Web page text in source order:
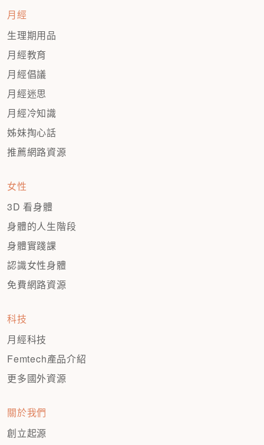
月經
生理期用品
月經教育
月經倡議
月經迷思
月經冷知識
姊妹掏心話
推薦網路資源
女性
3D 看身體
身體的人生階段
身體實踐課
認識女性身體
免費網路資源
科技
月經科技
Femtech產品介紹
更多國外資源
關於我們
創立起源